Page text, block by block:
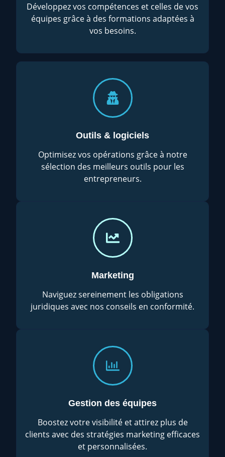
Développez vos compétences et celles de vos
équipes grâce à des formations adaptées à
vos besoins.
Outils & logiciels
Optimisez vos opérations grâce à notre
sélection des meilleurs outils pour les
entrepreneurs.
Marketing
Naviguez sereinement les obligations
juridiques avec nos conseils en conformité.
Gestion des équipes
Boostez votre visibilité et attirez plus de
clients avec des stratégies marketing efficaces
et personnalisées.